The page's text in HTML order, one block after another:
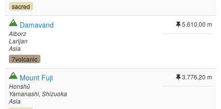
sacred
Damavand
Alborz
Larijan
Asia
7volcanic
5.610,00 m
Mount Fuji
Honshū
Yamanashi Shizuoka
Asia
3.776,20 m